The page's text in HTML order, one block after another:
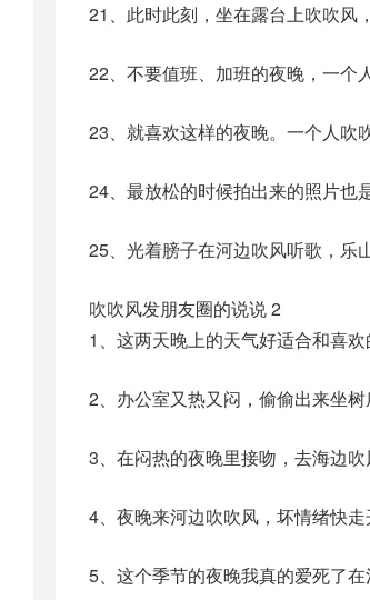
21、此时此刻，坐在露台上吹吹风
22、不要值班、加班的夜晚，一个
23、就喜欢这样的夜晚。一个人吹
24、最放松的时候拍出来的照片也
25、光着膀子在河边吹风听歌，乐
吹吹风发朋友圈的说说 2
1、这两天晚上的天气好适合和喜
2、办公室又热又闷，偷偷出来坐树
3、在闷热的夜晚里接吻，去海边
4、夜晚来河边吹吹风，坏情绪快走
5、这个季节的夜晚我真的爱死了